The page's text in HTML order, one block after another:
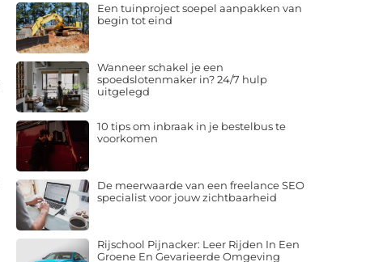
Een tuinproject soepel aanpakken van
begin tot eind
Wanneer schakel je een
spoedslotenmaker in? 24/7 hulp
uitgelegd
10 tips om inbraak in je bestelbus te
voorkomen
De meerwaarde van een freelance SEO
specialist voor jouw zichtbaarheid
Rijschool Pijnacker: Leer Rijden In Een
Groene En Gevarieerde Omgeving